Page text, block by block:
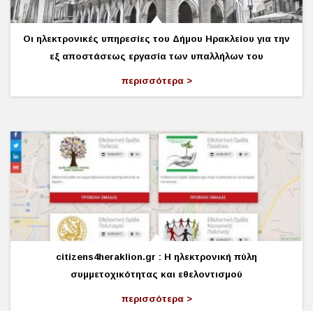
Οι ηλεκτρονικές υπηρεσίες του Δήμου Ηρακλείου για την
εξ αποστάσεως εργασία των υπαλλήλων του
περισσότερα
citizens4heraklion.gr : Η ηλεκτρονική πύλη
συμμετοχικότητας και εθελοντισμού
περισσότερα